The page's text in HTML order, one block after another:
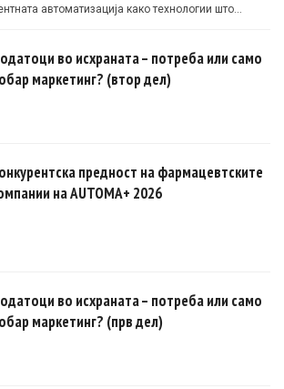
автоматизација како технологии што
во исхраната – потреба или само
маркетинг? (втор дел)
предност на фармацевтските
на AUTOMA+ 2026
во исхраната – потреба или само
маркетинг? (прв дел)